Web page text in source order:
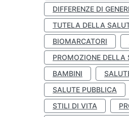
DIFFERENZE DI
TUTELA DELLA
BIOMARCATORI
PROMOZIONE DELLA
BAMBINI
SALUTE PUBBLICA
STILI DI VITA